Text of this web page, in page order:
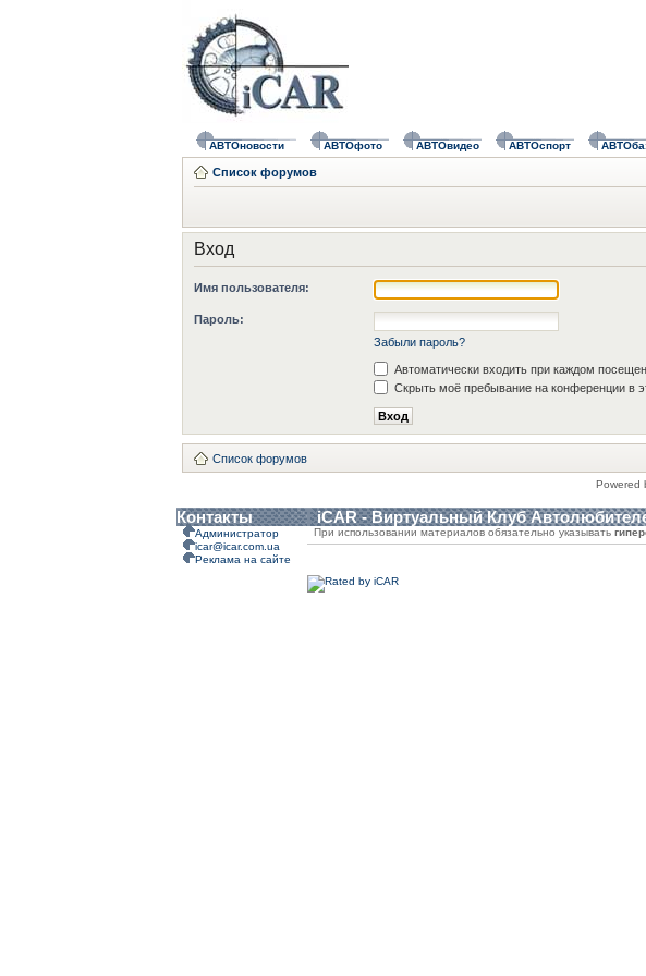
АВТОновости АВТОфото АВТОвидео АВТОспорт
Список форумов
Вход
Имя пользователя:
Пароль:
Забыли пароль?
Автоматически входить при каждом
Скрыть моё пребывание на конференции в
Список форумов
Powered
Контакты iCAR - Виртуальный Клуб
Администратор
icar@icar.com.ua
Реклама на сайте
При использовании материалов обязательно указывать